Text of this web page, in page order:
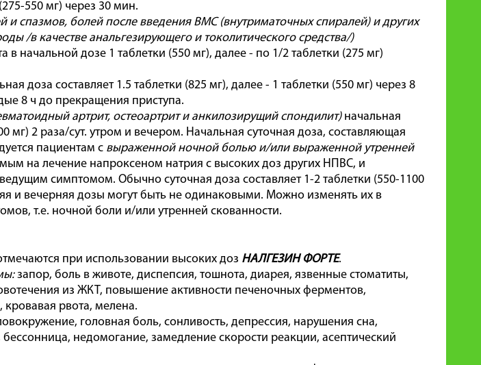
550 мг) через 30 мин.
и спазмов, болей после введения ВМС (внутриматочных спиралей) и других
/в качестве анальгезирующего и токолитического средства/)
в начальной дозе 1 таблетки (550 мг), далее - по 1/2 таблетки (275 мг)
доза составляет 1.5 таблетки (825 мг), далее - 1 таблетки (550 мг) через 8
8 ч до прекращения приступа.
артрит, остеоартрит и анкилозирущий спондилит)начальная
мг) 2 раза/сут. утром и вечером. Начальная суточная доза, составляющая
пациентам с выраженной ночной болью и/или выраженной утренней
на лечение напроксеном натрия с высоких доз других НПВС, и
симптомом. Обычно суточная доза составляет 1-2 таблетки (550-1100
и вечерняя дозы могут быть не одинаковыми. Можно изменять их в
т.е. ночной боли и/или утренней скованности.
при использовании высоких доз НАЛГЕЗИН ФОРТЕ.
запор, боль в животе, диспепсия, тошнота, диарея, язвенные стоматиты,
из ЖКТ, повышение активности печеночных ферментов,
рвота, мелена.
головная боль, сонливость, депрессия, нарушения сна,
недомогание, замедление скорости реакции, асептический